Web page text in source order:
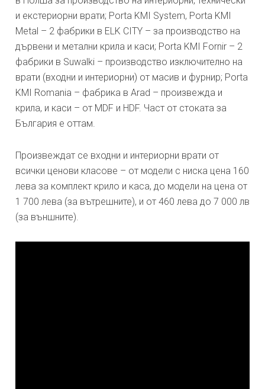
и екстериорни врати; Porta KMI System, Porta KMI
Metal – 2 фабрики в ELK CITY – за производство на
дървени и метални крила и каси; Porta KMI Fornir – 2
фабрики в Suwalki – производство изключително на
врати (входни и интериорни) от масив и фурнир; Porta
KMI Romania – фабрика в Arad – произвежда и
крила, и каси – от MDF и HDF. Част от стоката за
България е оттам.
Произвеждат се входни и интериорни врати от
всички ценови класове – от модели с ниска цена 160
лева за комплект крило и каса, до модели на цена от
1 700 лева (за вътрешните), и от 460 лева до 7 000 лв
(за външните).